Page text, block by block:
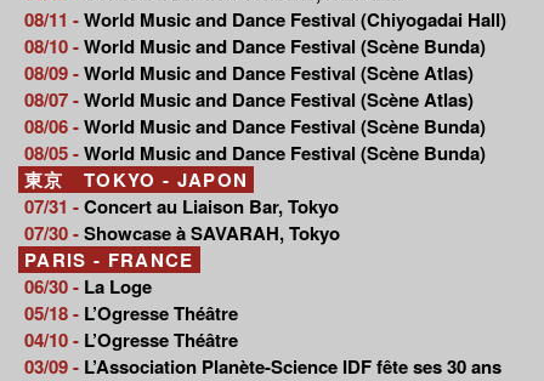
08/11 -World Music and Dance Festival (Chiyogadai Hall)
08/10 -World Music and Dance Festival (Scène Bunda)
08/09 -World Music and Dance Festival (Scène Atlas)
08/07 -World Music and Dance Festival (Scène Atlas)
08/06 -World Music and Dance Festival (Scène Bunda)
08/05 -World Music and Dance Festival (Scène Bunda)
東京 TOKYO - JAPON
07/31 -Concert au Liaison Bar, Tokyo
07/30 -Showcase à SAVARAH, Tokyo
PARIS - FRANCE
06/30 - La Loge
05/18 - L’Ogresse Théâtre
04/10 - L’Ogresse Théâtre
03/09 - L’Association Planète-Science IDF fête ses 30 ans